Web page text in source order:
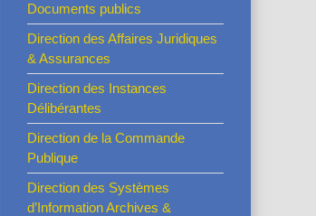
Documents publics
Direction des Affaires Juridiques
& Assurances
Direction des Instances
Délibérantes
Direction de la Commande
Publique
Direction des Systèmes
d’Information Archives &